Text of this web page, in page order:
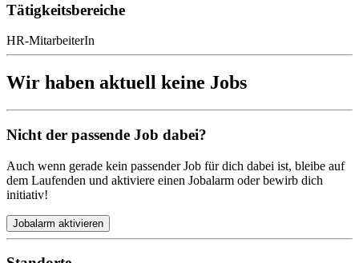
Tätigkeitsbereiche
HR-MitarbeiterIn
Wir haben aktuell keine Jobs
Nicht der passende Job dabei?
Auch wenn gerade kein passender Job für dich dabei ist, bleibe auf
dem Laufenden und aktiviere einen Jobalarm oder bewirb dich
initiativ!
Jobalarm aktivieren